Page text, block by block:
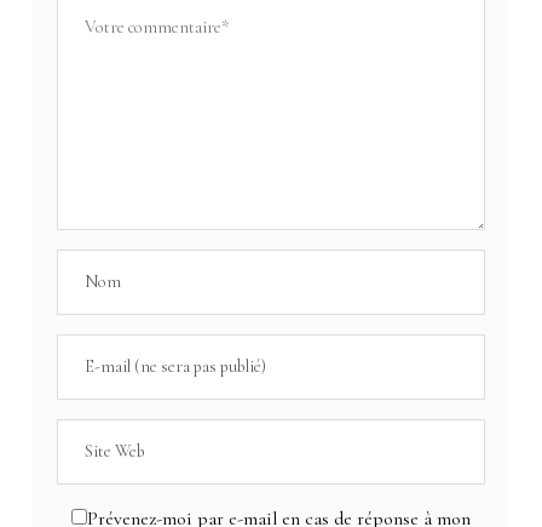
Prévenez-moi par e-mail en cas de réponse à mon